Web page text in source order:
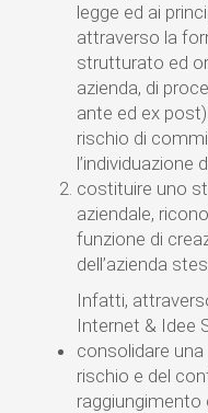
legge ed ai
attraverso la
strutturato ed
azienda, di
ante ed ex
rischio di
l’individuazione
costituire uno
aziendale,
funzione di
dell’azienda
Infatti,
Internet & Idee
consolidare
rischio e del
raggiungimento